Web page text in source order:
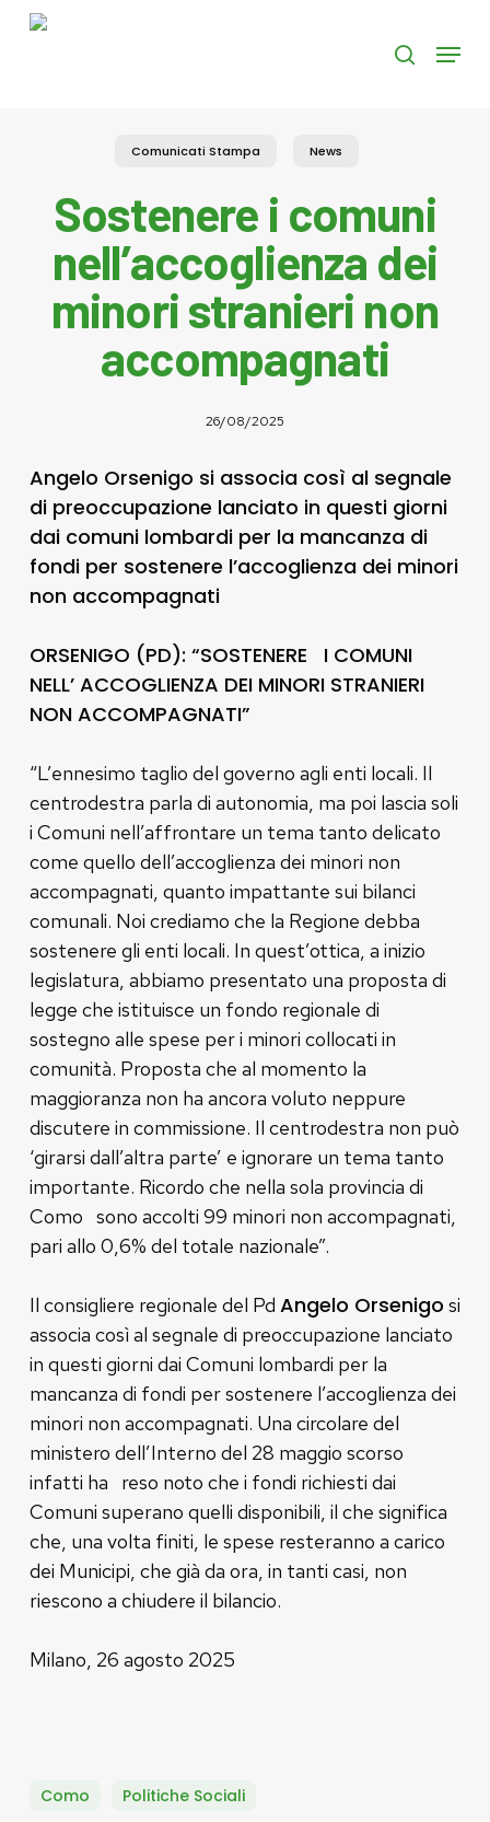
Skip
search
Menu
Comunicati Stampa News
Sostenere i comuni
nell’accoglienza dei
minori stranieri non
accompagnati
26/08/2025
Angelo Orsenigo si associa così al segnale
di preoccupazione lanciato in questi giorni
dai comuni lombardi per la mancanza di
fondi per sostenere l’accoglienza dei minori
non accompagnati
ORSENIGO (PD): “SOSTENERE I COMUNI
NELL’ ACCOGLIENZA DEI MINORI STRANIERI
NON ACCOMPAGNATI”
“L’ennesimo taglio del governo agli enti locali. Il
centrodestra parla di autonomia, ma poi lascia soli
i Comuni nell’affrontare un tema tanto delicato
come quello dell’accoglienza dei minori non
accompagnati, quanto impattante sui bilanci
comunali. Noi crediamo che la Regione debba
sostenere gli enti locali. In quest’ottica, a inizio
legislatura, abbiamo presentato una proposta di
legge che istituisce un fondo regionale di
sostegno alle spese per i minori collocati in
comunità. Proposta che al momento la
maggioranza non ha ancora voluto neppure
discutere in commissione. Il centrodestra non può
‘girarsi dall’altra parte’ e ignorare un tema tanto
importante. Ricordo che nella sola provincia di
Como sono accolti 99 minori non accompagnati,
pari allo 0,6% del totale nazionale”.
Il consigliere regionale del Pd Angelo Orsenigo si
associa così al segnale di preoccupazione lanciato
in questi giorni dai Comuni lombardi per la
mancanza di fondi per sostenere l’accoglienza dei
minori non accompagnati. Una circolare del
ministero dell’Interno del 28 maggio scorso
infatti ha reso noto che i fondi richiesti dai
Comuni superano quelli disponibili, il che significa
che, una volta finiti, le spese resteranno a carico
dei Municipi, che già da ora, in tanti casi, non
riescono a chiudere il bilancio.
Milano, 26 agosto 2025
Como Politiche Sociali